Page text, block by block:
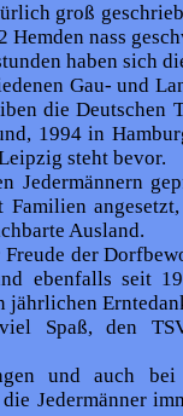
groß
Hemden nass
haben sich
Gau- und
die Deutschen
1994 in
steht bevor.
Jedermännern
Familien
Ausland.
der
ebenfalls seit
jährlichen
Spaß, den
und auch
Jedermänner